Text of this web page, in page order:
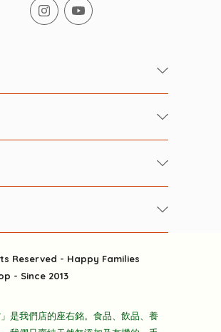
新鮮蔬果
加飲品
東西
價
食雜誌
Reserved - Happy Families
- Since 2013
」是我們店的座右銘。食品、飲品、養